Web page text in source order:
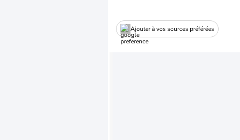
Ajouter à vos sources préférées